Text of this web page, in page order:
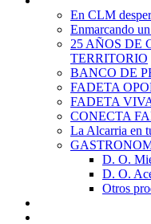
En CLM
Enmarcando
25 AÑOS DE
TERRITORIO
BANCO DE
FADETA
FADETA
CONECTA
La Alcarria en
D. O.
D. O.
Otros